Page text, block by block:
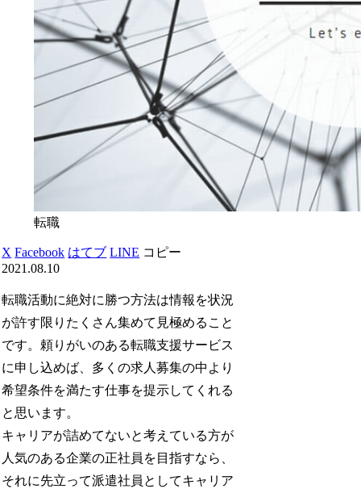
転職
X Facebook はてブ LINE コピー
2021.08.10
転職活動に絶対に勝つ方法は情報を状況
が許す限りたくさん集めて見極めること
です。頼りがいのある転職支援サービス
に申し込めば、多くの求人募集の中より
希望条件を満たす仕事を提示してくれる
と思います。
キャリアが詰めてないと考えている方が
人気のある企業の正社員を目指すなら、
それに先立って派遣社員としてキャリア